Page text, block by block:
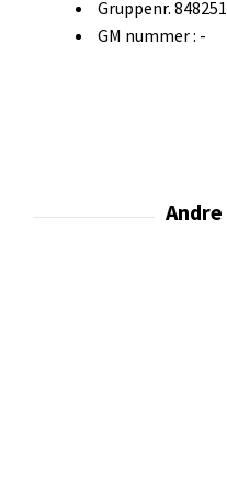
Gruppenr. 848251
GM nummer : -